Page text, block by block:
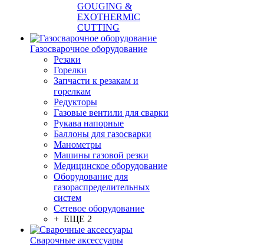
GOUGING &
EXOTHERMIC
CUTTING
Газосварочное оборудование
Резаки
Горелки
Запчасти к резакам и
горелкам
Редукторы
Газовые вентили для сварки
Рукава напорные
Баллоны для газосварки
Манометры
Машины газовой резки
Медицинское оборудование
Оборудование для
газораспределительных
систем
Сетевое оборудование
+ ЕЩЕ 2
Сварочные аксессуары